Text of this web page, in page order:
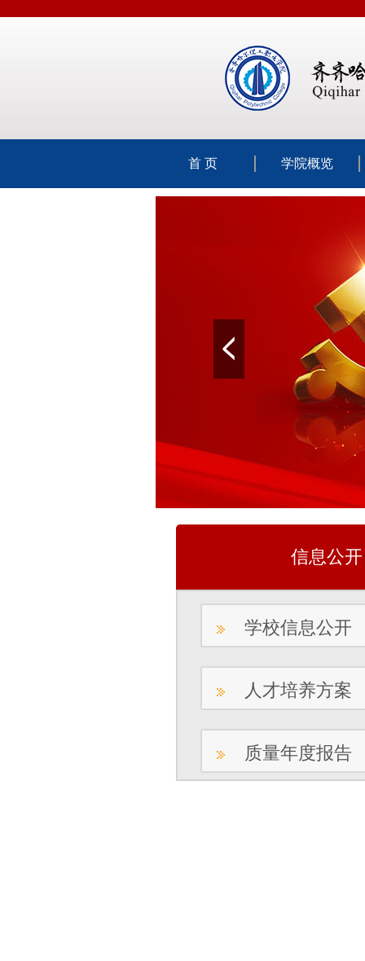
首 页 学院概览
信息公开
学校信息公开
人才培养方案
质量年度报告